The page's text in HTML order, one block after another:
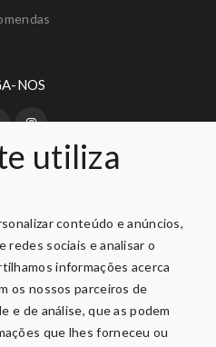
utiliza
conteúdo e anúncios,
redes sociais e analisar o
informações acerca
os nossos parceiros de
e de análise, que as podem
que lhes forneceu ou
NOS
SEGURO